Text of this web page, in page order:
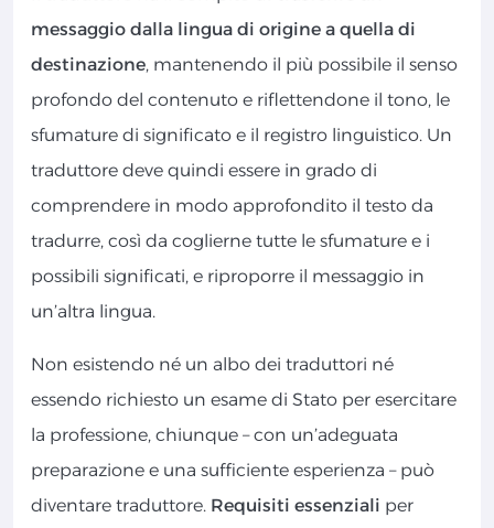
messaggio dalla lingua di origine a quella di
destinazione, mantenendo il più possibile il senso
profondo del contenuto e riflettendone il tono, le
sfumature di significato e il registro linguistico. Un
traduttore deve quindi essere in grado di
comprendere in modo approfondito il testo da
tradurre, così da coglierne tutte le sfumature e i
possibili significati, e riproporre il messaggio in
un’altra lingua.
Non esistendo né un albo dei traduttori né
essendo richiesto un esame di Stato per esercitare
la professione, chiunque – con un’adeguata
preparazione e una sufficiente esperienza – può
diventare traduttore. Requisiti essenziali per